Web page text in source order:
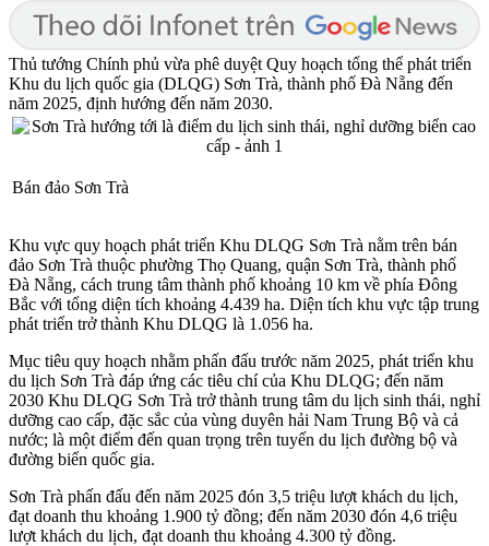
Thủ tướng Chính phủ vừa phê duyệt Quy hoạch tổng thể phát triển
Khu du lịch quốc gia (DLQG) Sơn Trà, thành phố Đà Nẵng đến
năm 2025, định hướng đến năm 2030.
Bán đảo Sơn Trà
Khu vực quy hoạch phát triển Khu DLQG Sơn Trà nằm trên bán
đảo Sơn Trà thuộc phường Thọ Quang, quận Sơn Trà, thành phố
Đà Nẵng, cách trung tâm thành phố khoảng 10 km về phía Đông
Bắc với tổng diện tích khoảng 4.439 ha. Diện tích khu vực tập trung
phát triển trở thành Khu DLQG là 1.056 ha.
Mục tiêu quy hoạch nhằm phấn đấu trước năm 2025, phát triển khu
du lịch Sơn Trà đáp ứng các tiêu chí của Khu DLQG; đến năm
2030 Khu DLQG Sơn Trà trở thành trung tâm du lịch sinh thái, nghỉ
dưỡng cao cấp, đặc sắc của vùng duyên hải Nam Trung Bộ và cả
nước; là một điểm đến quan trọng trên tuyến du lịch đường bộ và
đường biển quốc gia.
Sơn Trà phấn đấu đến năm 2025 đón 3,5 triệu lượt khách du lịch,
đạt doanh thu khoảng 1.900 tỷ đồng; đến năm 2030 đón 4,6 triệu
lượt khách du lịch, đạt doanh thu khoảng 4.300 tỷ đồng.